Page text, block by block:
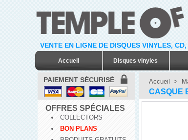
VENTE EN LIGNE DE DISQUES VINYLES,
Accueil Disques vinyles
PAIEMENT SÉCURISÉ
OFFRES SPÉCIALES
COLLECTORS
BON PLANS
Accueil >
CASQUE